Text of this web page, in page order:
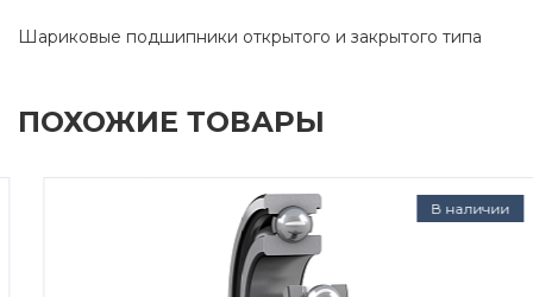
Шариковые подшипники открытого и закрытого типа
ПОХОЖИЕ ТОВАРЫ
В наличии